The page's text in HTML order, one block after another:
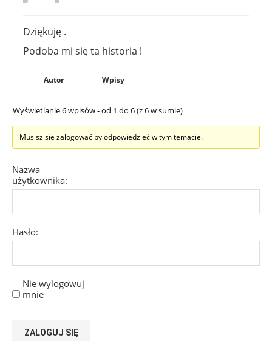
Dziękuję .
Podoba mi się ta historia !
Autor Wpisy
Wyświetlanie 6 wpisów - od 1 do 6 (z 6 w sumie)
Musisz się zalogować by odpowiedzieć w tym temacie.
Nazwa
użytkownika:
Hasło:
Nie wylogowuj
mnie
ZALOGUJ SIĘ